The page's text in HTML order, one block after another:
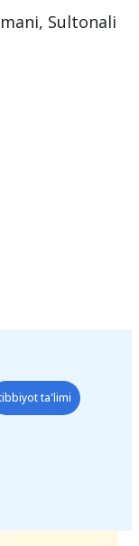
Sultonali
ta'limi